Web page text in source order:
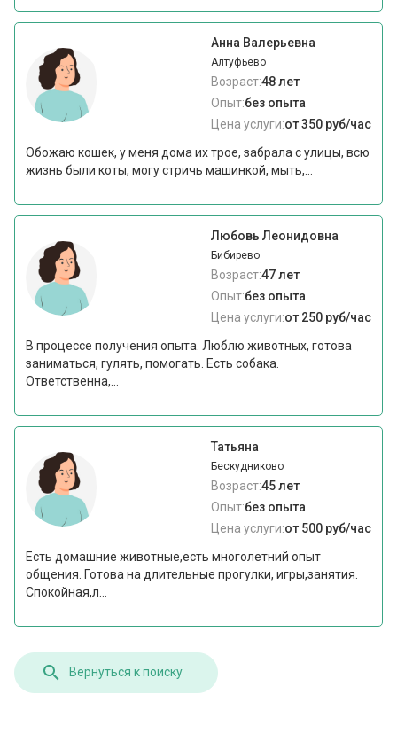
Анна Валерьевна
Алтуфьево
Возраст:48 лет
Опыт:без опыта
Цена услуги:от 350 руб/час
Обожаю кошек, у меня дома их трое, забрала с улицы, всю
жизнь были коты, могу стричь машинкой, мыть,...
Любовь Леонидовна
Бибирево
Возраст:47 лет
Опыт:без опыта
Цена услуги:от 250 руб/час
В процессе получения опыта. Люблю животных, готова
заниматься, гулять, помогать. Есть собака.
Ответственна,...
Татьяна
Бескудниково
Возраст:45 лет
Опыт:без опыта
Цена услуги:от 500 руб/час
Есть домашние животные,есть многолетний опыт
общения. Готова на длительные прогулки, игры,занятия.
Спокойная,л...
Вернуться к поиску